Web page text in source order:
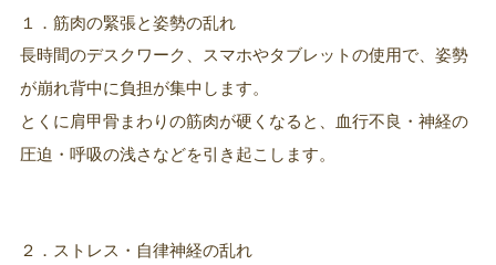
１．筋肉の緊張と姿勢の乱れ
長時間のデスクワーク、スマホやタブレットの使用で、姿勢
が崩れ背中に負担が集中します。
とくに肩甲骨まわりの筋肉が硬くなると、血行不良・神経の
圧迫・呼吸の浅さなどを引き起こします。
２．ストレス・自律神経の乱れ